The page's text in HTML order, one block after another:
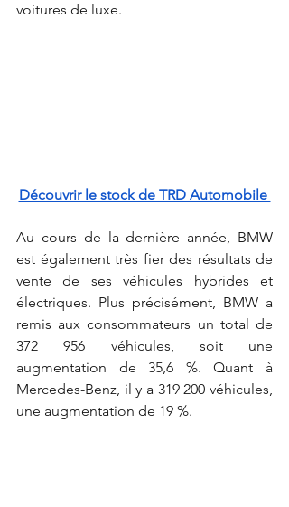
voitures de luxe.
Découvrir le stock de TRD Automobile
Au cours de la dernière année, BMW
est également très fier des résultats de
vente de ses véhicules hybrides et
électriques. Plus précisément, BMW a
remis aux consommateurs un total de
372 956 véhicules, soit une
augmentation de 35,6 %. Quant à
Mercedes-Benz, il y a 319 200 véhicules,
une augmentation de 19 %.